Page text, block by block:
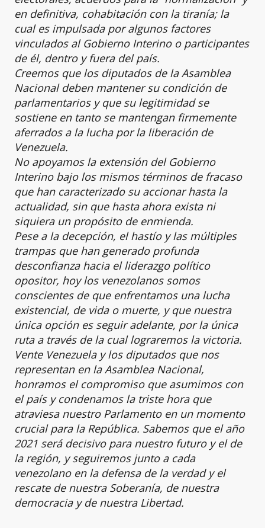
en definitiva, cohabitación con la tiranía; la
cual es impulsada por algunos factores
vinculados al Gobierno Interino o participantes
de él, dentro y fuera del país.
Creemos que los diputados de la Asamblea
Nacional deben mantener su condición de
parlamentarios y que su legitimidad se
sostiene en tanto se mantengan firmemente
aferrados a la lucha por la liberación de
Venezuela.
No apoyamos la extensión del Gobierno
Interino bajo los mismos términos de fracaso
que han caracterizado su accionar hasta la
actualidad, sin que hasta ahora exista ni
siquiera un propósito de enmienda.
Pese a la decepción, el hastío y las múltiples
trampas que han generado profunda
desconfianza hacia el liderazgo político
opositor, hoy los venezolanos somos
conscientes de que enfrentamos una lucha
existencial, de vida o muerte, y que nuestra
única opción es seguir adelante, por la única
ruta a través de la cual lograremos la victoria.
Vente Venezuela y los diputados que nos
representan en la Asamblea Nacional,
honramos el compromiso que asumimos con
el país y condenamos la triste hora que
atraviesa nuestro Parlamento en un momento
crucial para la República. Sabemos que el año
2021 será decisivo para nuestro futuro y el de
la región, y seguiremos junto a cada
venezolano en la defensa de la verdad y el
rescate de nuestra Soberanía, de nuestra
democracia y de nuestra Libertad.